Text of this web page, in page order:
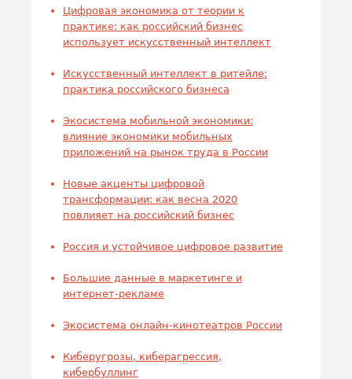
Цифровая экономика от теории к
практике: как российский бизнес
использует искусственный интеллект
Искусственный интеллект в ритейле:
практика российского бизнеса
Экосистема мобильной экономики:
влияние экономики мобильных
приложений на рынок труда в России
Новые акценты цифровой
трансформации: как весна 2020
повлияет на российский бизнес
Россия и устойчивое цифровое развитие
Большие данные в маркетинге и
интернет-рекламе
Экосистема онлайн-кинотеатров России
Киберугрозы, киберагрессия,
кибербуллинг